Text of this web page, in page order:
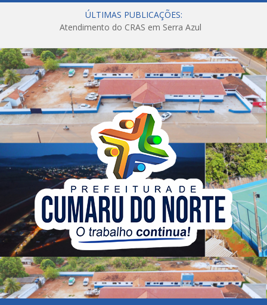
ÚLTIMAS PUBLICAÇÕES:
Atendimento do CRAS em Serra Azul